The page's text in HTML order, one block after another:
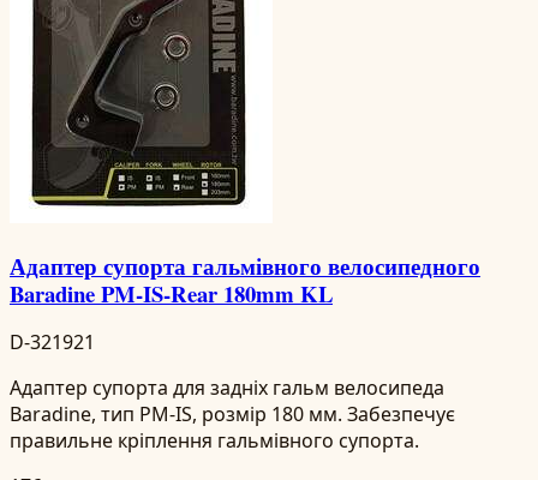
Адаптер супорта гальмівного велосипедного
Baradine PM-IS-Rear 180mm KL
D-321921
Адаптер супорта для задніх гальм велосипеда
Baradine, тип PM-IS, розмір 180 мм. Забезпечує
правильне кріплення гальмівного супорта.